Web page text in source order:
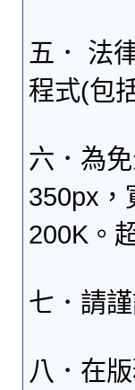
五． 法
程式(包
六．為
350px，
200K。
七．請
八．在